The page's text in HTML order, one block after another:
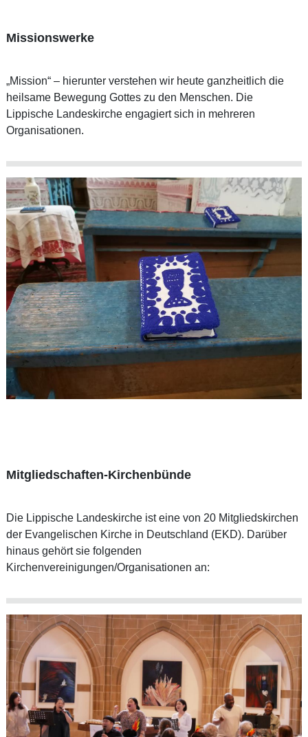
Missionswerke
„Mission“ – hierunter verstehen wir heute ganzheitlich die
heilsame Bewegung Gottes zu den Menschen. Die
Lippische Landeskirche engagiert sich in mehreren
Organisationen.
Mitgliedschaften-Kirchenbünde
Die Lippische Landeskirche ist eine von 20 Mitgliedskirchen
der Evangelischen Kirche in Deutschland (EKD). Darüber
hinaus gehört sie folgenden
Kirchenvereinigungen/Organisationen an: